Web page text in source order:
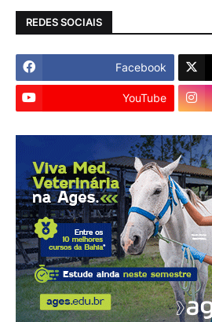
REDES SOCIAIS
Facebook
YouTube